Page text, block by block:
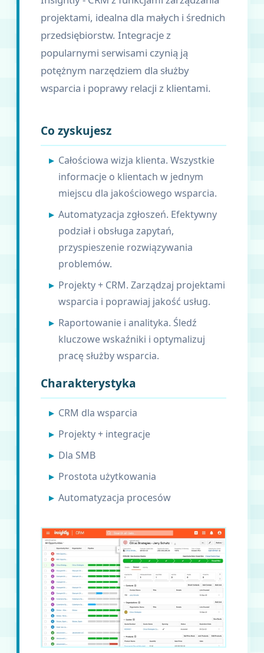
projektami, idealna dla małych i średnich
przedsiębiorstw. Integracje z
popularnymi serwisami czynią ją
potężnym narzędziem dla służby
wsparcia i poprawy relacji z klientami.
Co zyskujesz
Całościowa wizja klienta. Wszystkie
informacje o klientach w jednym
miejscu dla jakościowego wsparcia.
Automatyzacja zgłoszeń. Efektywny
podział i obsługa zapytań,
przyspieszenie rozwiązywania
problemów.
Projekty + CRM. Zarządzaj projektami
wsparcia i poprawiaj jakość usług.
Raportowanie i analityka. Śledź
kluczowe wskaźniki i optymalizuj
pracę służby wsparcia.
Charakterystyka
CRM dla wsparcia
Projekty + integracje
Dla SMB
Prostota użytkowania
Automatyzacja procesów